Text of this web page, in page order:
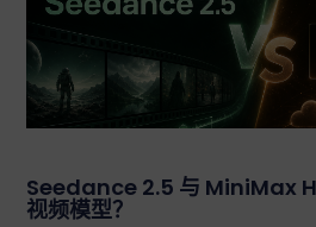
Seedance 2.5 与 MiniMax
视频模型？